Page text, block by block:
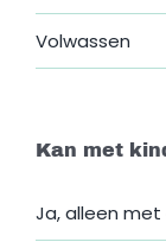
Volwassen
Kan met
Ja, alleen